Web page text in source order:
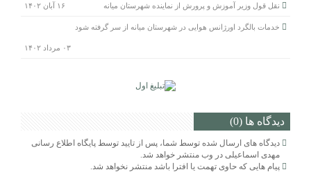
نقل قول وزیر آموزش و پرورش از نماینده شهرستان میانه ۱۶ آبان ۱۴۰۲
خدمات بالگرد اورژانس هوایی در شهرستان میانه از سر گرفته شود
۰۳ مرداد ۱۴۰۲
دیدگاه ها (0)
دیدگاه های ارسال شده توسط شما، پس از تایید توسط پایگاه اطلاع رسانی
مهدی اسماعیلی در وب منتشر خواهد شد.
پیام هایی که حاوی تهمت یا افترا باشد منتشر نخواهد شد.